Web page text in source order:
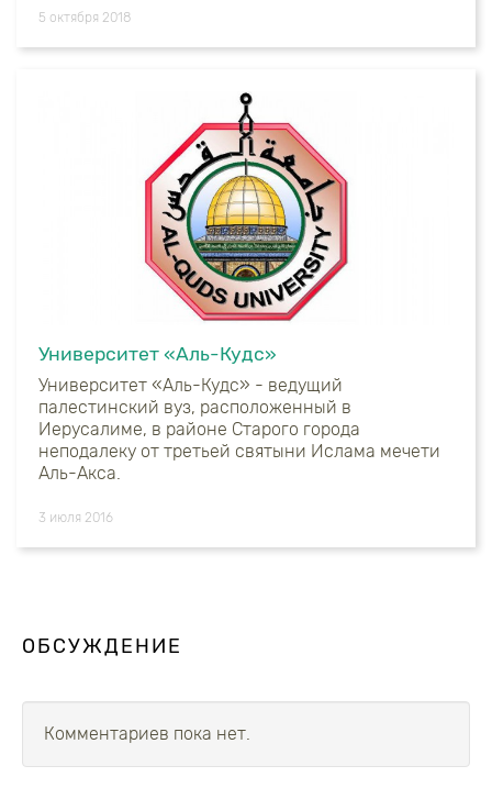
5 октября 2018
Университет «Аль-Кудс»
Университет «Аль-Кудс» - ведущий
палестинский вуз, расположенный в
Иерусалиме, в районе Старого города
неподалеку от третьей святыни Ислама мечети
Аль-Акса.
3 июля 2016
ОБСУЖДЕНИЕ
Комментариев пока нет.